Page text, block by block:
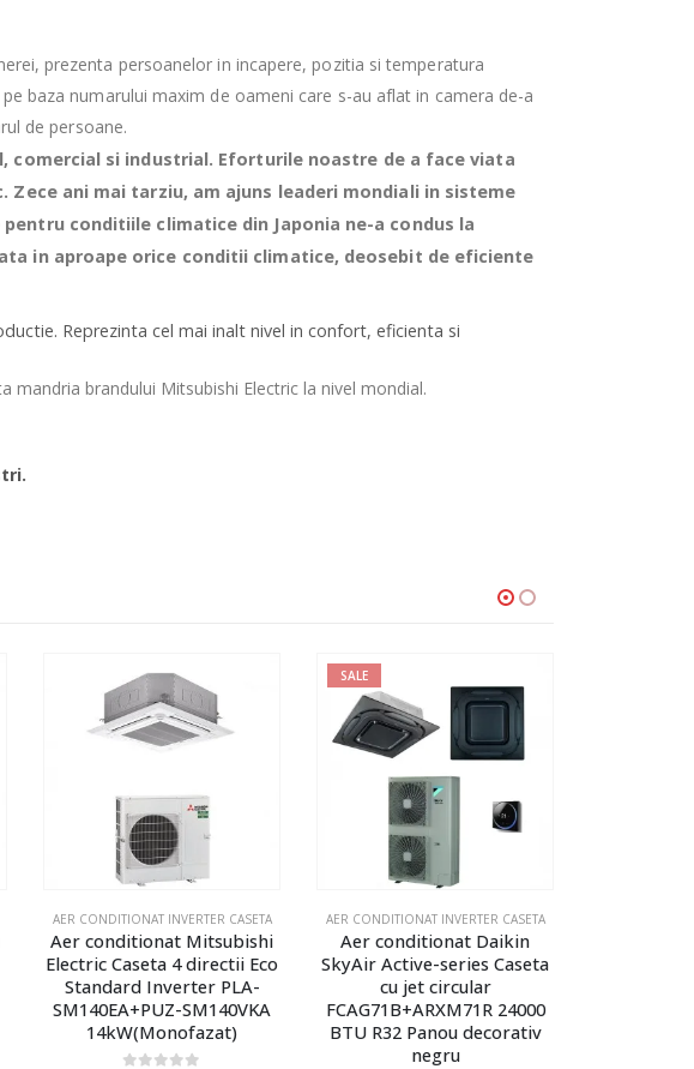
prezenta persoanelor in incapere, pozitia si temperatura
baza numarului maxim de oameni care s-au aflat in camera de-a
de persoane.
comercial si industrial. Eforturile noastre de a face viata
ani mai tarziu, am ajuns leaderi mondiali in sisteme
conditiile climatice din Japonia ne-a condus la
in aproape orice conditii climatice, deosebit de eficiente
Reprezinta cel mai inalt nivel in confort, eficienta si
brandului Mitsubishi Electric la nivel mondial.
AER CONDITIONAT INVERTER CASETA
Aer conditionat Daikin
SkyAir Active-series Caseta
cu jet circular
FCAG71B+ARXM71R 24000
BTU R32 Panou decorativ
negru
AER CONDITIONAT INVERTER CASETA
Aer conditionat Daikin
SkyAir Advance-series
Caseta cu jet circular
FCAG125B+RZASG125MV1
12,5 kW R32 Panou
decorativ negru